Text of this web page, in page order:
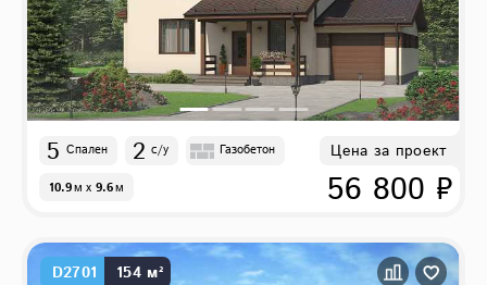
5 Спален 2 с/у Газобетон
10.9м x 9.6м
Цена за проект
56 800 ₽
D2701 154 м²